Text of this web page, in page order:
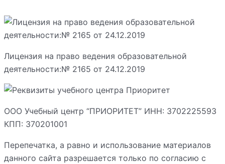
Лицензия на право ведения образовательной
деятельности:№ 2165 от 24.12.2019
ООО Учебный центр “ПРИОРИТЕТ” ИНН: 3702225593
КПП: 370201001
Перепечатка, а равно и использование материалов
данного сайта разрешается только по согласию с